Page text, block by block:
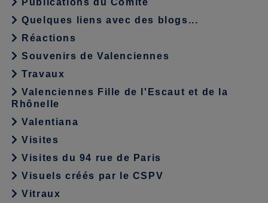
Publications du Comité
Quelques liens avec des blogs...
Réactions
Souvenirs de Valenciennes
Travaux
Valenciennes Fille de l'Escaut et de la
Rhônelle
Valentiana
Visites
Visites du 94 rue de Paris
Visuels créés par le CSPV
Vitraux